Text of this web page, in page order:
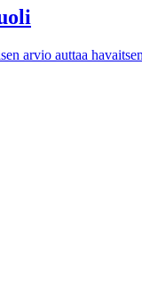
arvio auttaa